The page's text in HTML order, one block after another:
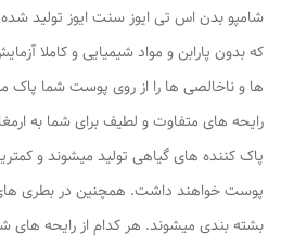
شامپو بدن اس تی ایوز سنت ایوز
که بدون پارابن و مواد شیمیایی و کاملا
ها و ناخالصی ها را از روی پوست شما
رایحه های متفاوت و لطیف برای شما به
پاک کننده های گیاهی تولید میشوند و
بشته بندی میشوند. هر کدام از رایحه های